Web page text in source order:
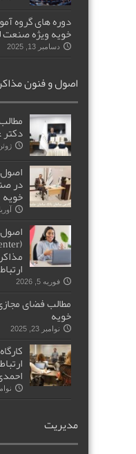
دوره های گروه
خویه ویژه صنعت
دسامبر 13, 2025
اصول و فنون
ژوئن 18,
در
خویه
آوریل 21,
فوریه 5, 2026
مطالب فضای
خویه
نوامبر 23, 2025
نوامبر
مدیریت